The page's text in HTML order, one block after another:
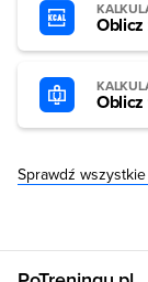
Oblicz
Sprawdź